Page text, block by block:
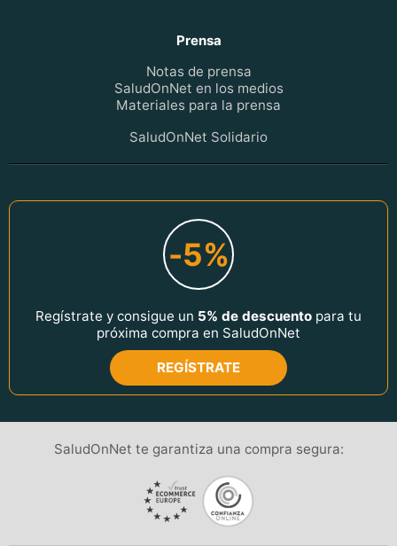
Prensa
Notas de prensa
SaludOnNet en los medios
Materiales para la prensa
SaludOnNet Solidario
-5%
Regístrate y consigue un 5% de descuento para tu
próxima compra en SaludOnNet
REGÍSTRATE
SaludOnNet te garantiza una compra segura: